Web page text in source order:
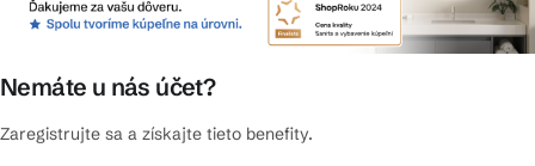
Nemáte u nás účet?
Zaregistrujte sa a získajte tieto benefity.